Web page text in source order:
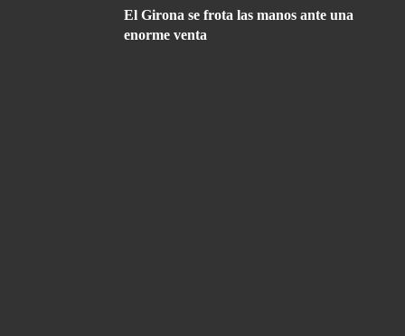
El Girona se frota las manos ante una
enorme venta